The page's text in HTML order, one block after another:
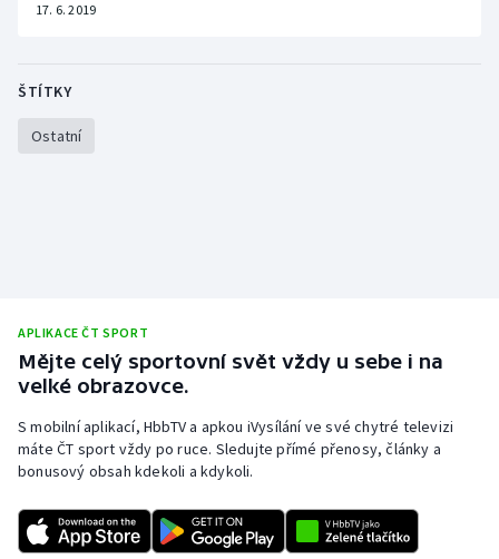
17. 6. 2019
ŠTÍTKY
Ostatní
APLIKACE ČT SPORT
Mějte celý sportovní svět vždy u sebe i na
velké obrazovce.
S mobilní aplikací, HbbTV a apkou iVysílání ve své chytré televizi
máte ČT sport vždy po ruce. Sledujte přímé přenosy, články a
bonusový obsah kdekoli a kdykoli.